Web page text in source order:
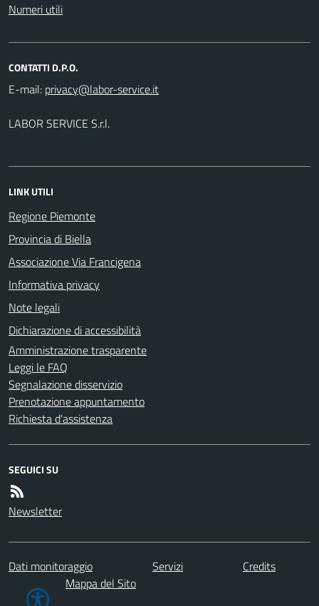
Numeri utili
CONTATTI D.P.O.
E-mail:
LABOR SERVICE S.r.l.
LINK UTILI
Regione Piemonte
Provincia di Biella
Associazione Via Francigena
Informativa privacy
Note legali
Dichiarazione di accessibilità
Amministrazione trasparente
Leggi le FAQ
Segnalazione disservizio
Prenotazione appuntamento
Richiesta d'assistenza
SEGUICI SU
Newsletter
Dati monitoraggio Servizi
Credits
Mappa del Sito